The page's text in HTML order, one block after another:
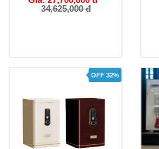
34,625,000 đ
OFF 32%